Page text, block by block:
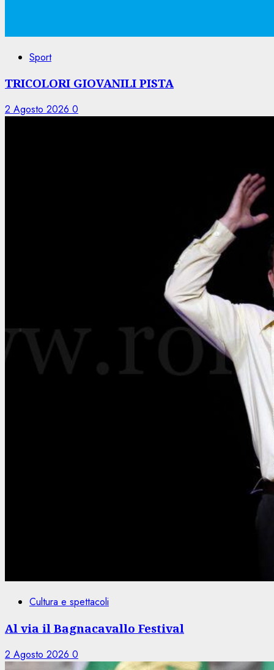
Sport
TRICOLORI GIOVANILI PISTA
2 Agosto 2026 0
Cultura e spettacoli
Al via il Bagnacavallo Festival
2 Agosto 2026 0